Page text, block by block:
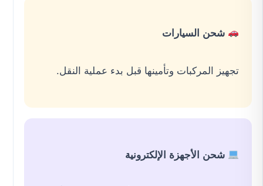
شحن السيارات
تجهيز المركبات وتأمينها قبل بدء عملية النقل.
شحن الأجهزة الإلكترونية